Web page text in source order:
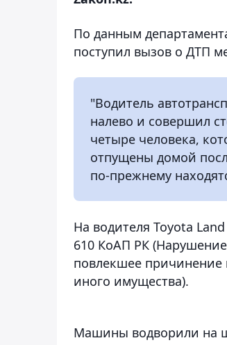
По данным
поступил вызов о ДТП
"Водитель
налево и совершил
четыре человека,
отпущены домой
по-прежнему
На водителя Toyota
610 КоАП РК
повлекшее причинение
иного имущества).
Машины водворили на